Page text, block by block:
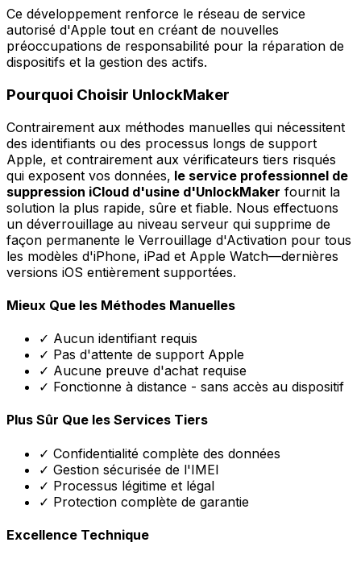
Ce développement renforce le réseau de service
autorisé d'Apple tout en créant de nouvelles
préoccupations de responsabilité pour la réparation de
dispositifs et la gestion des actifs.
Pourquoi Choisir UnlockMaker
Contrairement aux méthodes manuelles qui nécessitent
des identifiants ou des processus longs de support
Apple, et contrairement aux vérificateurs tiers risqués
qui exposent vos données, le service professionnel de
suppression iCloud d'usine d'UnlockMaker fournit la
solution la plus rapide, sûre et fiable. Nous effectuons
un déverrouillage au niveau serveur qui supprime de
façon permanente le Verrouillage d'Activation pour tous
les modèles d'iPhone, iPad et Apple Watch—dernières
versions iOS entièrement supportées.
Mieux Que les Méthodes Manuelles
✓ Aucun identifiant requis
✓ Pas d'attente de support Apple
✓ Aucune preuve d'achat requise
✓ Fonctionne à distance - sans accès au dispositif
Plus Sûr Que les Services Tiers
✓ Confidentialité complète des données
✓ Gestion sécurisée de l'IMEI
✓ Processus légitime et légal
✓ Protection complète de garantie
Excellence Technique